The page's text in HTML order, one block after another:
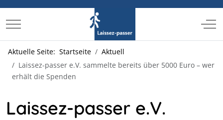
Mobile Menu Toggle Off-
Aktuelle Seite: Startseite
Aktuell
Laissez-passer e.V. sammelte bereits über 5000 Euro – wer
erhält die Spenden
Laissez-passer e.V.